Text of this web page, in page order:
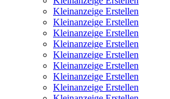
Kleinanzeige Erstellen
Kleinanzeige Erstellen
Kleinanzeige Erstellen
Kleinanzeige Erstellen
Kleinanzeige Erstellen
Kleinanzeige Erstellen
Kleinanzeige Erstellen
Kleinanzeige Erstellen